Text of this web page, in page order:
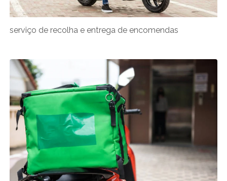
serviço de recolha e entrega de encomendas